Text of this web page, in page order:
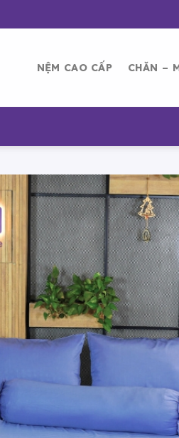
NỆM CAO CẤP CHĂN –